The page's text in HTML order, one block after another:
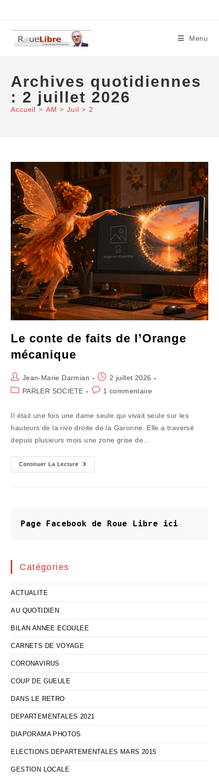
content
Menu
Archives quotidiennes
: 2 juillet 2026
Accueil > AM > Juil > 2
Le conte de faits de l’Orange
mécanique
Auteur/autrice
de
Jean-Marie Darmian
Publication
publiée :
2 juillet 2026
PostPARLER SOCIETE
Commentaires
publication :
1 commentaire
Il était une fois une dame seule qui vivait seule sur les
hauteurs de la rive droite de la Garonne. Elle a traversé
depuis plusieurs mois une zone grise de…
Continuer La Lecture
Le
Conte
Page Facebook de Roue Libre ici
Catégories
ACTUALITE
AU QUOTIDIEN
BILAN ANNEE ECOULEE
CARNETS DE VOYAGE
CORONAVIRUS
COUP DE GUEULE
DANS LE RETRO
DEPARTEMENTALES 2021
DIAPORAMA PHOTOS
ELECTIONS DEPARTEMENTALES MARS 2015
GESTION LOCALE